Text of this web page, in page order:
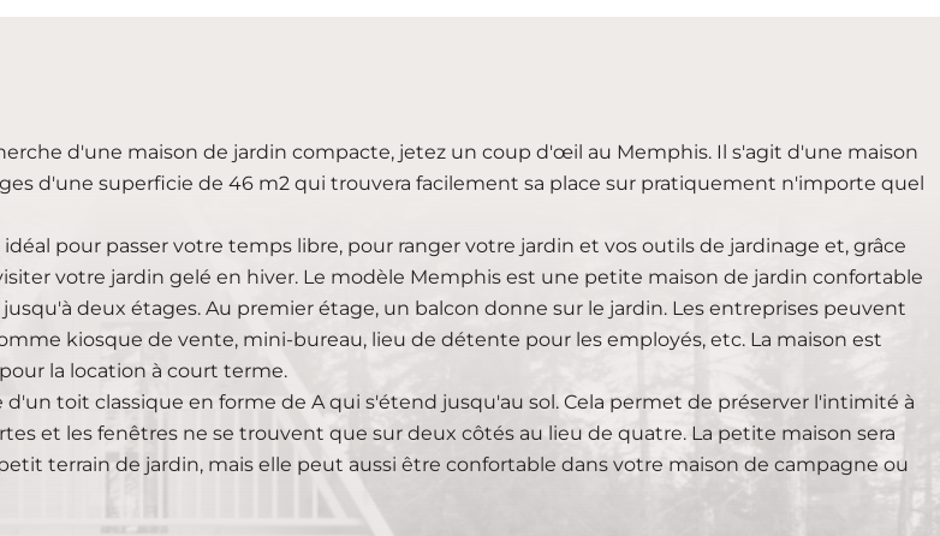
d'une maison de jardin compacte, jetez un coup d'œil au Memphis. Il s'agit d'une maison
d'une superficie de 46 m2 qui trouvera facilement sa place sur pratiquement n'importe quel
pour passer votre temps libre, pour ranger votre jardin et vos outils de jardinage et, grâce
votre jardin gelé en hiver. Le modèle Memphis est une petite maison de jardin confortable
deux étages. Au premier étage, un balcon donne sur le jardin. Les entreprises peuvent
kiosque de vente, mini-bureau, lieu de détente pour les employés, etc. La maison est
la location à court terme.
d'un toit classique en forme de A qui s'étend jusqu'au sol. Cela permet de préserver l'intimité à
et les fenêtres ne se trouvent que sur deux côtés au lieu de quatre. La petite maison sera
terrain de jardin, mais elle peut aussi être confortable dans votre maison de campagne ou